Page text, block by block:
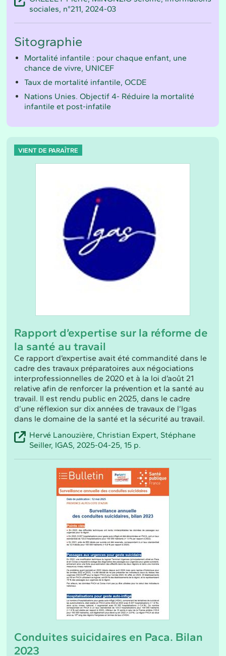
sociales, n°211, 2024-03
Sitographie
Mortalité infantile : pour chaque enfant, une
chance de vivre, UNICEF
Taux de mortalité infantile, OCDE
Nations Unies. Objectif 4- Réduire la mortalité
infantile et post-infatile
VIENT DE PARAÎTRE
Rapport d’expertise sur la réforme de
la santé au travail
Ce rapport d’expertise avait été commandité dans le
cadre des travaux préparatoires aux négociations
interprofessionnelles de 2020 et à la loi d’août 21
relative afin de renforcer la prévention et la santé au
travail. Il est rendu public en 2025, dans le cadre
d’une réflexion sur dix années de travaux de l’Igas
dans le domaine de la santé et la sécurité au travail.
Hervé Lanouzière, Christian Expert, Stéphane
Seiller, IGAS, 2025-04-25, 15 p.
Conduites suicidaires en Paca. Bilan
2023